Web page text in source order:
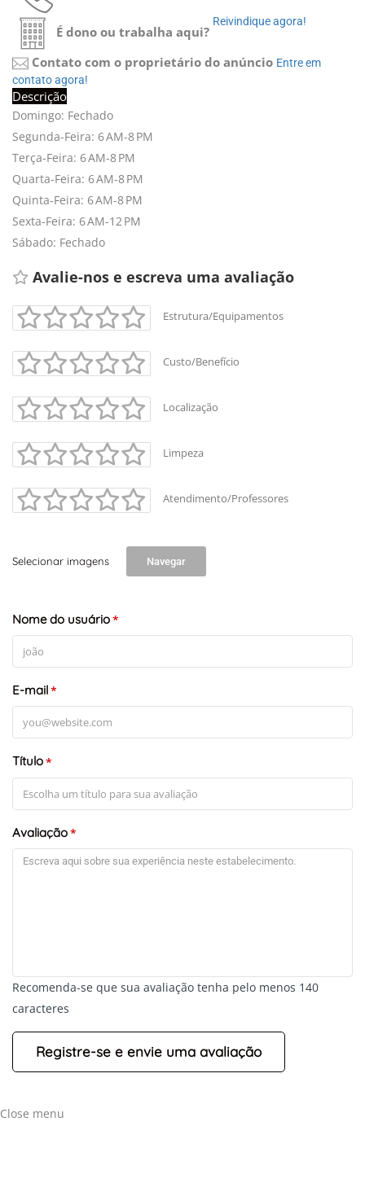
+-
Leaflet
É dono ou trabalha aqui?
Reivindique agora!
Contato com o proprietário do anúncio Entre em
contato agora!
Descrição
Domingo: Fechado
Segunda-Feira: 6 AM-8 PM
Terça-Feira: 6 AM-8 PM
Quarta-Feira: 6 AM-8 PM
Quinta-Feira: 6 AM-8 PM
Sexta-Feira: 6 AM-12 PM
Sábado: Fechado
Avalie-nos e escreva uma avaliação
Estrutura/Equipamentos
Custo/Benefício
Localização
Limpeza
Atendimento/Professores
Selecionar imagens Navegar
Nome do usuário*
E-mail*
Título*
Avaliação*
Recomenda-se que sua avaliação tenha pelo menos 140
caracteres
Close menu